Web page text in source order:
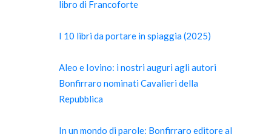
libro di Francoforte
I 10 libri da portare in spiaggia (2025)
Aleo e Iovino: i nostri auguri agli autori
Bonfirraro nominati Cavalieri della
Repubblica
In un mondo di parole: Bonfirraro editore al